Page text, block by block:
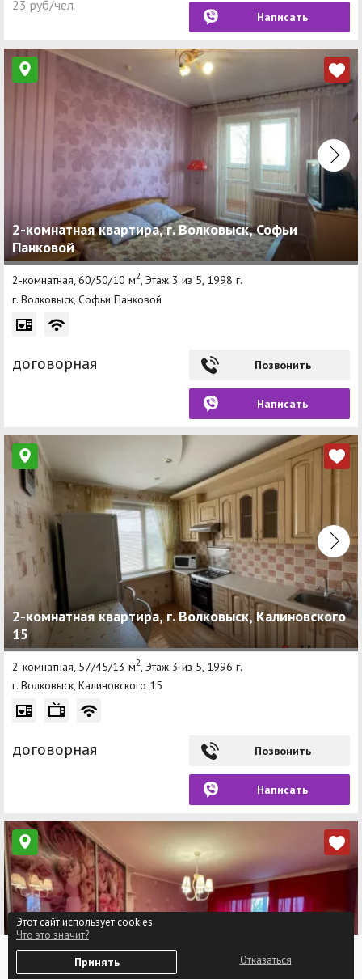
23 руб/чел
Написать
2-комнатная квартира, г. Волковыск, Софьи
Панковой
2-комнатная, 60/50/10 м2, Этаж 3 из 5, 1998 г.
г. Волковыск, Софьи Панковой
договорная Позвонить
Написать
2-комнатная квартира, г. Волковыск, Калиновского
15
2-комнатная, 57/45/13 м2 , Этаж 3 из 5, 1996 г.
г. Волковыск, Калиновского 15
договорная Позвонить
Написать
Избранное Войти
Этот сайт использует cookies
Что это значит?
Принять Отказаться